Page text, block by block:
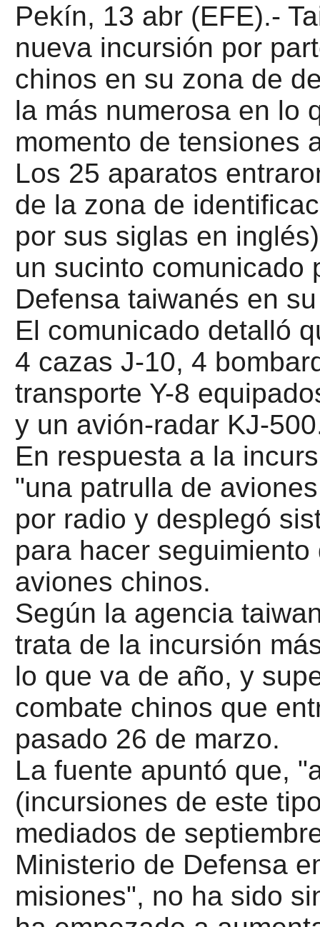
Pekín, 13 abr (EFE).-
nueva incursión por
chinos en su zona de
la más numerosa en lo
momento de tensiones
Los 25 aparatos
de la zona de
por sus siglas en
un sucinto comunicado
Defensa taiwanés en
El comunicado detalló
4 cazas J-10, 4
transporte Y-8
y un avión-radar KJ-
En respuesta a la
"una patrulla de
por radio y desplegó
para hacer
aviones chinos.
Según la agencia
trata de la incursión
lo que va de año, y
combate chinos que
pasado 26 de marzo.
La fuente apuntó que,
(incursiones de este
mediados de
Ministerio de Defensa
misiones", no ha sido